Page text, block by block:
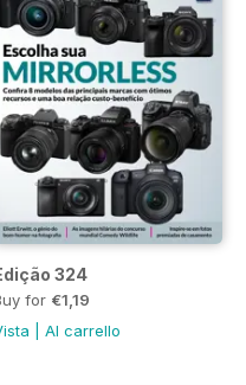
324
for €1,19
Al carrello